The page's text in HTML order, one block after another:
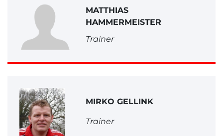
MATTHIAS
HAMMERMEISTER
Trainer
MIRKO GELLINK
Trainer